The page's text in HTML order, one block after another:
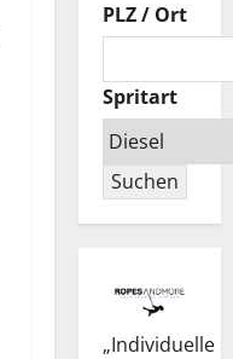
PLZ / Ort
Spritart
Suchen
„Individuelle